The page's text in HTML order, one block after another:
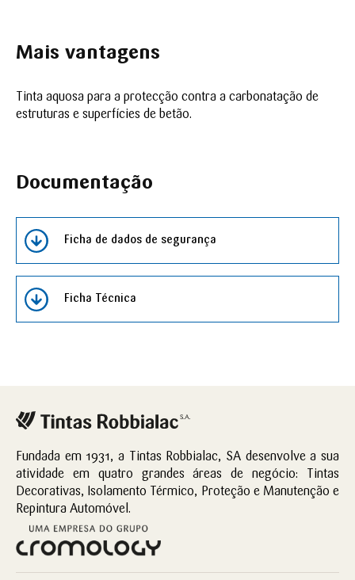
Mais vantagens
Tinta aquosa para a protecção contra a carbonatação de
estruturas e superfícies de betão.
Documentação
Ficha de dados de segurança
Ficha Técnica
Fundada em 1931, a Tintas Robbialac, SA desenvolve a sua
atividade em quatro grandes áreas de negócio: Tintas
Decorativas, Isolamento Térmico, Proteção e Manutenção e
Repintura Automóvel.